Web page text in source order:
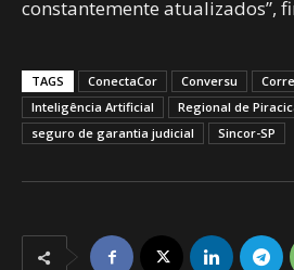
constantemente atualizados”,
TAGS ConectaCor Conversu
Inteligência Artificial
Regional de
seguro de garantia judicial
Sincor-SP